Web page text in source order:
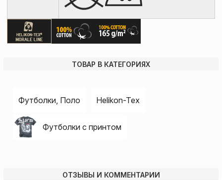
ТОВАР В КАТЕГОРИЯХ
Футболки, Поло Helikon-Tex
Футболки с принтом
ОТЗЫВЫ И КОММЕНТАРИИ